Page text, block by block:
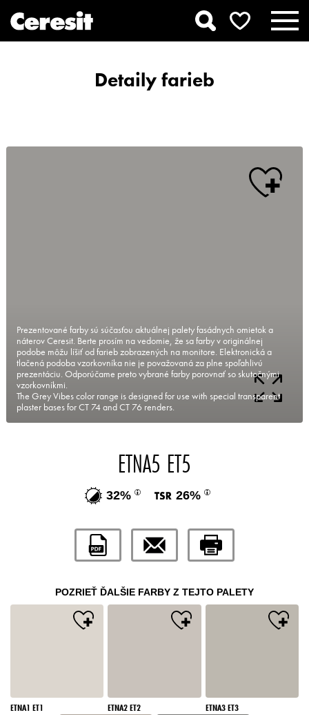
Detaily farieb
Prezentované farby sú súčasťou aktuálnej palety fasádnych omietok a
náterov Ceresit. Berte prosím na vedomie, že sa farby v originálnej
podobe môžu líšiť od farieb zobrazených na monitore. Elektronická a
tlačená podoba vzorkovníka nie je považovaná za plne spoľahlivú
prezentáciu. Odporúčame preto vybrané farby porovnať so skutočnými
vzorkovníkmi.
The Grey Vibes color range is designed for use with special transparent
plaster bases for CT 74 and CT 76 renders.
ETNA5 ET5
32% 26%
POZRIEŤ ĎALŠIE FARBY Z TEJTO PALETY
ETNA1 ET1 ETNA2 ET2 ETNA3 ET3